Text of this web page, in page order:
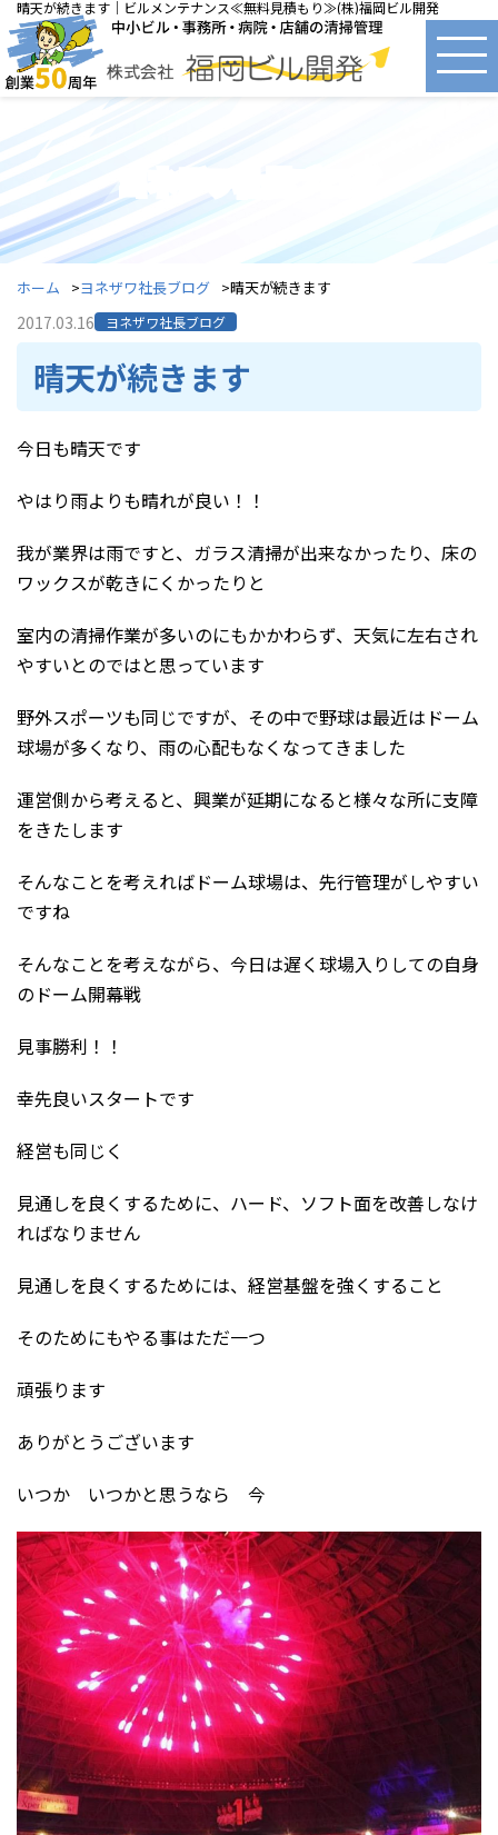
晴天が続きます｜ビルメンテナンス≪無料見積もり≫(株)福岡ビル開発
ヨネザワ社長ブログ
ホーム ヨネザワ社長ブログ 晴天が続きます
2017.03.16 ヨネザワ社長ブログ
晴天が続きます
今日も晴天です
やはり雨よりも晴れが良い！！
我が業界は雨ですと、ガラス清掃が出来なかったり、床の
ワックスが乾きにくかったりと
室内の清掃作業が多いのにもかかわらず、天気に左右され
やすいとのではと思っています
野外スポーツも同じですが、その中で野球は最近はドーム
球場が多くなり、雨の心配もなくなってきました
運営側から考えると、興業が延期になると様々な所に支障
をきたします
そんなことを考えればドーム球場は、先行管理がしやすい
ですね
そんなことを考えながら、今日は遅く球場入りしての自身
のドーム開幕戦
見事勝利！！
幸先良いスタートです
経営も同じく
見通しを良くするために、ハード、ソフト面を改善しなけ
ればなりません
見通しを良くするためには、経営基盤を強くすること
そのためにもやる事はただ一つ
頑張ります
ありがとうございます
いつか いつかと思うなら 今